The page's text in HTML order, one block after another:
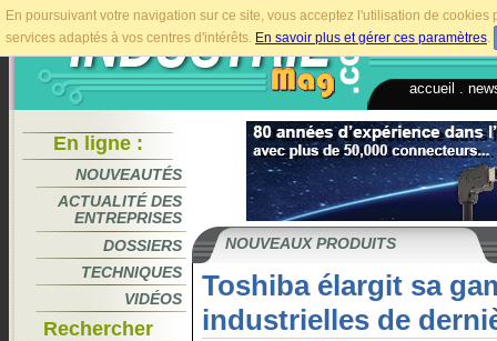
En poursuivant votre navigation sur ce site, vous acceptez l'utilisation de
services adaptés à vos centres d'intérêts. En savoir plus et gérer ces paramètres.
accueil
En ligne :
NOUVEAUTÉS
ACTUALITÉ DES
ENTREPRISES
DOSSIERS
TECHNIQUES
VIDÉOS
Rechercher
NOUVEAUX PRODUITS
Toshiba élargit sa
industrielles de